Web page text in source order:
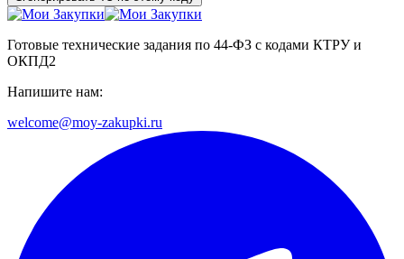
Готовые технические задания по 44-ФЗ с кодами КТРУ и
ОКПД2
Напишите нам:
welcome@moy-zakupki.ru